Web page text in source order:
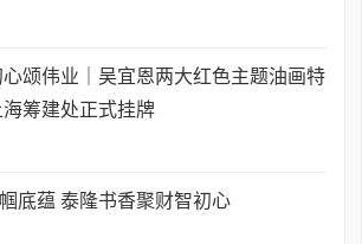
颂伟业｜吴宜恩两大红色主题油画特
筹建处正式挂牌
底蕴 泰隆书香聚财智初心